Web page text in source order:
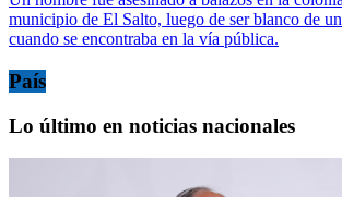
municipio de El Salto, luego de ser blanco de
cuando se encontraba en la vía pública.
País
Lo último en noticias nacionales